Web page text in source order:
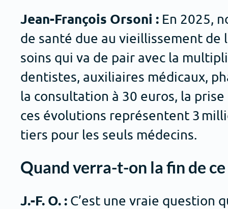
Jean-François Orsoni : En 2025,
de santé due au vieillissement de
soins qui va de pair avec la
dentistes, auxiliaires médicaux,
la consultation à 30 euros, la
ces évolutions représentent 3
tiers pour les seuls médecins.
Quand verra-t-on la fin de
J.-F. O. : C’est une vraie question